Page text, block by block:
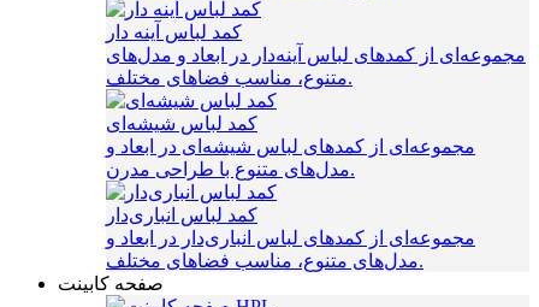
کمد لباس آینه دار
مجموعه‌ای از کمدهای لباس آینه‌دار در ابعاد و مدل‌های
متنوع، مناسب فضاهای مختلف.
کمد لباس شیشه‌ای
مجموعه‌ای از کمدهای لباس شیشه‌ای در ابعاد و
مدل‌های متنوع با طراحی مدرن.
کمد لباس انباری‌دار
مجموعه‌ای از کمدهای لباس انباری‌دار در ابعاد و
مدل‌های متنوع، مناسب فضاهای مختلف.
صفحه کابینت